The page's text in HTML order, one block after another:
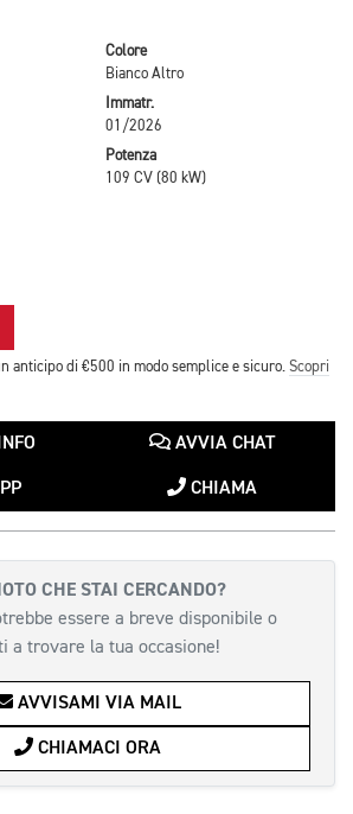
Colore
Bianco Altro
Immatr.
01/2026
Potenza
109 CV (80 kW)
anticipo di €500 in modo semplice e sicuro. Scopri
AVVIA CHAT
CHIAMA
CHE STAI CERCANDO?
essere a breve disponibile o
a trovare la tua occasione!
AVVISAMI VIA MAIL
CHIAMACI ORA